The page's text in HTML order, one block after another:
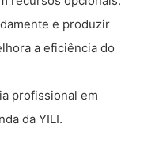
e produzir
a eficiência do
profissional em
da YILI.